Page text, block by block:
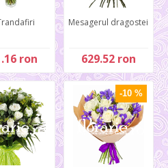
ron
Mesagerul dragostei
629.52 ron
-10 %